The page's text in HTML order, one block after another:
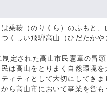
乗鞍（のりくら）のふもと、
くしい飛騨高山（ひだたかや
定された高山市民憲章の冒頭
は高山をとりまく自然環境を
ィティとして大切にしてきま
ら高山市において事業を営も